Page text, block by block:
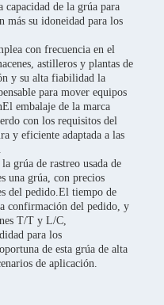
capacidad de la grúa para
más su idoneidad para los
con frecuencia en el
astilleros y plantas de
y su alta fiabilidad la
para mover equipos
embalaje de la marca
con los requisitos del
y eficiente adaptada a las
grúa de rastreo usada de
una grúa, con precios
del pedido.El tiempo de
confirmación del pedido, y
T/T y L/C,
para los
de esta grúa de alta
de aplicación.